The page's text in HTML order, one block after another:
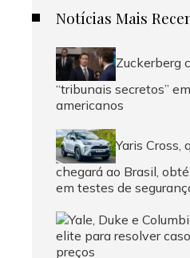
Notícias Mais
Zuckerberg
“tribunais secretos”
americanos
Yaris Cross,
chegará ao Brasil,
em testes de